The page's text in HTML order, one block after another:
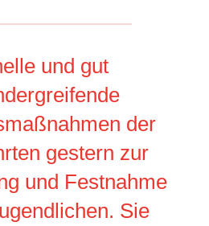
und gut
der
gestern zur
und Festnahme
Sie